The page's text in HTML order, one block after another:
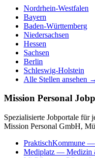
Nordrhein-Westfalen
Bayern
Baden-Württemberg
Niedersachsen
Hessen
Sachsen
Berlin
Schleswig-Holstein
Alle Stellen ansehen →
Mission Personal
Spezialisierte Jobportale für
Mission Personal GmbH,
PraktischKommune —
Mediplatz — Medizin